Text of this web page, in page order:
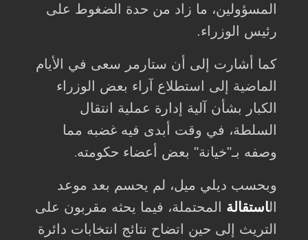
المسؤولين، ما زاد من حدة الضغوط على
رئيس الوزراء.
كما أشارت إلى أن ستارمر سعى في الأيام
الماضية إلى استطلاع آراء بعض الوزراء
الكبار بشأن آلية إدارة عملية انتقال
السلطة، في وقت أبدى فيه غضبه مما
وصفه بـ"خيانة" بعض أعضاء حكومته.
وبحسب ديلي ميل، لم يحسم بعد موعد
الاستقالة المحتملة، فيما يحثه مقربون على
التريث إلى حين اتضاح نتائج انتخابات دائرة